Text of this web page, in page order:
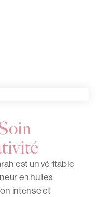
est un véritable
en huiles
intense et